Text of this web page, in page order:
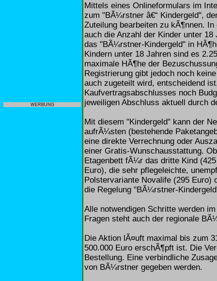
WERBUNG
Mittels eines Onlineformulars im
zum "BÃ¼rstner â€“ Kindergeld",
Zuteilung bearbeiten zu kÃ¶nnen.
auch die Anzahl der Kinder unter
das "BÃ¼rstner-Kindergeld" in
Kindern unter 18 Jahren sind es
maximale HÃ¶he der
Registrierung gibt jedoch noch
auch zugeteilt wird, entscheidend
Kaufvertragsabschlusses noch
jeweiligen Abschluss aktuell durch
Mit diesem "Kindergeld" kann der
aufrÃ¼sten (bestehende
eine direkte Verrechnung oder
einer Gratis-Wunschausstattung.
Etagenbett fÃ¼r das dritte Kind
Euro), die sehr pflegeleichte,
Polstervariante Novalife (295 Euro)
die Regelung "BÃ¼rstner-
Alle notwendigen Schritte werden
Fragen steht auch der regionale
Die Aktion lÃ¤uft maximal bis zum
500.000 Euro erschÃ¶pft ist. Die
Bestellung. Eine verbindliche
von BÃ¼rstner gegeben werden.